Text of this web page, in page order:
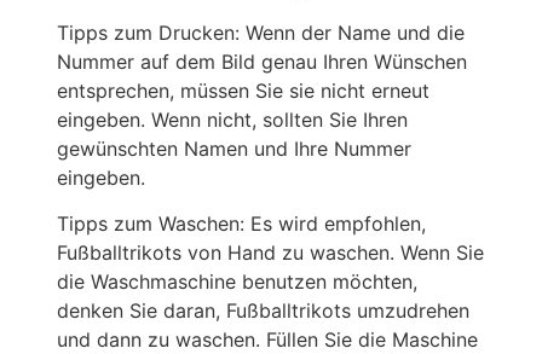
Tipps zum Drucken: Wenn der Name und die
Nummer auf dem Bild genau Ihren Wünschen
entsprechen, müssen Sie sie nicht erneut
eingeben. Wenn nicht, sollten Sie Ihren
gewünschten Namen und Ihre Nummer
eingeben.
Tipps zum Waschen: Es wird empfohlen,
Fußballtrikots von Hand zu waschen. Wenn Sie
die Waschmaschine benutzen möchten,
denken Sie daran, Fußballtrikots umzudrehen
und dann zu waschen. Füllen Sie die Maschine